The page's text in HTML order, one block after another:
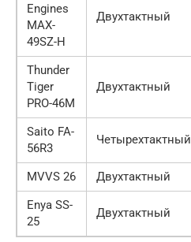
Engines
MAX-
49SZ-H
Двухтактный
Thunder
Tiger
PRO-46M
Двухтактный
Saito FA-
56R3
Четырехтактный
MVVS 26 Двухтактный
Enya SS-
25
Двухтактный